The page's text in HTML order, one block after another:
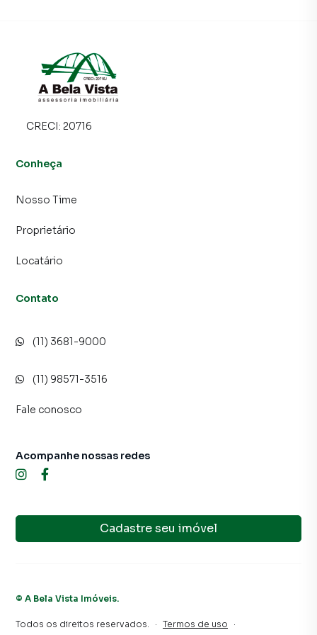
programadores, corretores treinados e uma central de
atendimento preparada para atender proprietários e
inquilinos.
CRECI: 20716
Conheça
Nosso Time
Proprietário
Locatário
Contato
(11) 3681-9000
(11) 98571-3516
Fale conosco
Cadastre seu imóvel
Acompanhe nossas redes
© A Bela Vista Imóveis.
Todos os direitos reservados. · Termos de uso ·